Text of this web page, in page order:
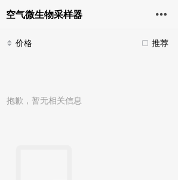
空气微生物采样器
推荐
价格
抱歉，暂无相关信息